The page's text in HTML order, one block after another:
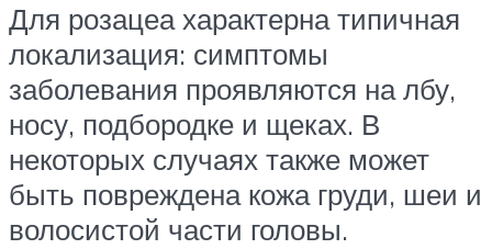
Для розацеа характерна типичная
локализация: симптомы
заболевания проявляются на лбу,
носу, подбородке и щеках. В
некоторых случаях также может
быть повреждена кожа груди, шеи и
волосистой части головы.